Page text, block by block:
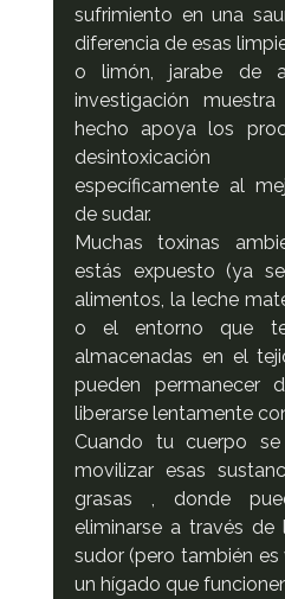
sufrimiento en una
diferencia de esas
o limón, jarabe de
investigación
hecho apoya los
específicamente al
de sudar.
Muchas toxinas
estás expuesto (ya
alimentos, la leche
o el entorno que te
almacenadas en el
pueden permanecer
liberarse lentamente
Cuando tu cuerpo
movilizar esas
grasas , donde
eliminarse a través
sudor (pero también
un hígado que